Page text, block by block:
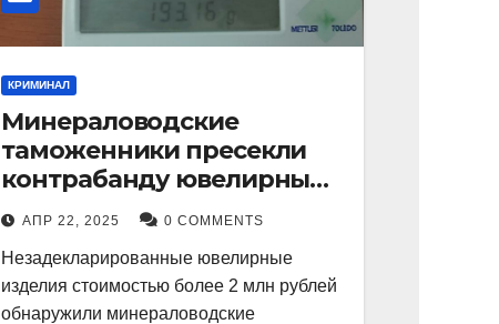
КРИМИНАЛ
Минераловодские
таможенники пресекли
контрабанду ювелирных
изделий на 2 млн рублей
АПР 22, 2025 0 COMMENTS
Незадекларированные ювелирные
изделия стоимостью более 2 млн рублей
обнаружили минераловодские